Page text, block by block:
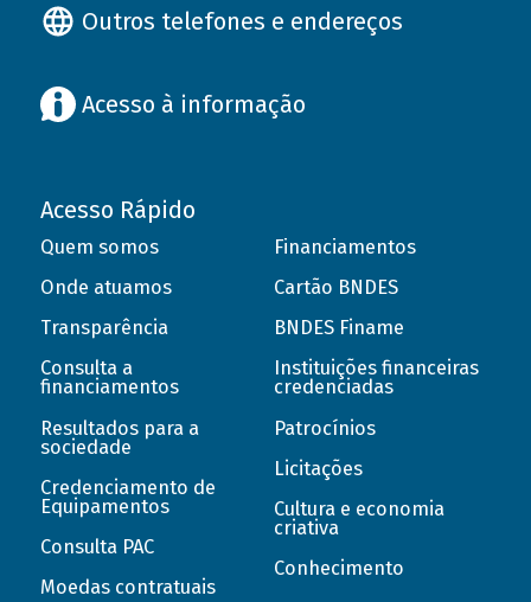
Outros telefones e endereços
Acesso à informação
Acesso Rápido
Quem somos
Onde atuamos
Transparência
Consulta a
financiamentos
Resultados para a
sociedade
Credenciamento de
Equipamentos
Consulta PAC
Moedas contratuais
Financiamentos
Cartão BNDES
BNDES Finame
Instituições financeiras
credenciadas
Patrocínios
Licitações
Cultura e economia
criativa
Conhecimento